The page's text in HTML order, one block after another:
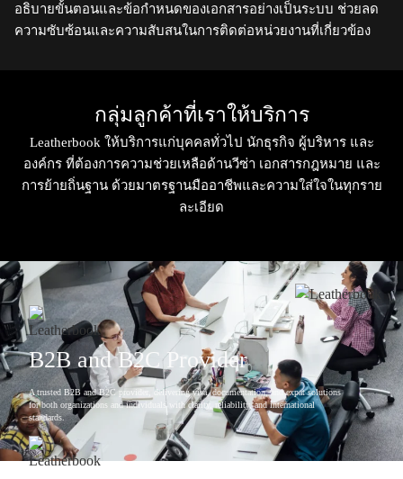
อธิบายขั้นตอนและข้อกำหนดของเอกสารอย่างเป็นระบบ ช่วยลด
ความซับซ้อนและความสับสนในการติดต่อหน่วยงานที่เกี่ยวข้อง
กลุ่มลูกค้าที่เราให้บริการ
Leatherbook ให้บริการแก่บุคคลทั่วไป นักธุรกิจ ผู้บริหาร และ
องค์กร ที่ต้องการความช่วยเหลือด้านวีซ่า เอกสารกฎหมาย และ
การย้ายถิ่นฐาน ด้วยมาตรฐานมืออาชีพและความใส่ใจในทุกราย
ละเอียด
B2B and B2C Provider
A trusted B2B and B2C provider, delivering visa, documentation, and expat solutions
for both organizations and individuals with clarity, reliability, and international
standards.